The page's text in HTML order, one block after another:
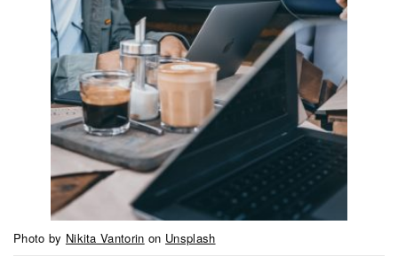
Photo by Nikita Vantorin on Unsplash